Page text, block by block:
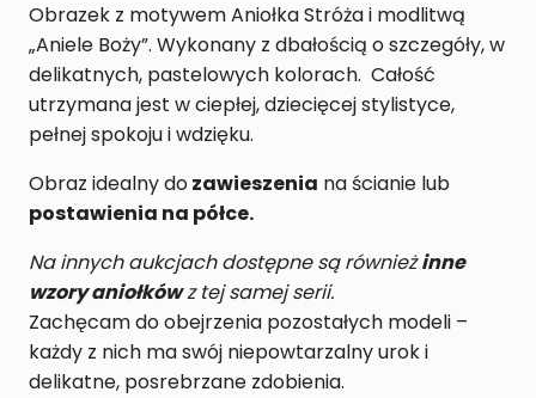
Obrazek z motywem Aniołka Stróża i modlitwą
„Aniele Boży”. Wykonany z dbałością o szczegóły, w
delikatnych, pastelowych kolorach. Całość
utrzymana jest w ciepłej, dziecięcej stylistyce,
pełnej spokoju i wdzięku.
Obraz idealny dozawieszenia na ścianie lub
postawienia na półce.
Na innych aukcjach dostępne są równieżinne
wzory aniołkówz tej samej serii.
Zachęcam do obejrzenia pozostałych modeli –
każdy z nich ma swój niepowtarzalny urok i
delikatne, posrebrzane zdobienia.